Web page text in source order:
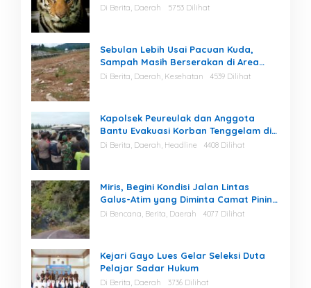
Di Berita, Daerah 5753 Dilihat
Sebulan Lebih Usai Pacuan Kuda,
Sampah Masih Berserakan di Area
Stadion
Di Berita, Daerah, Kesehatan 4539 Dilihat
Kapolsek Peureulak dan Anggota
Bantu Evakuasi Korban Tenggelam di
Perairan Kuala Bugak
Di Berita, Daerah, Headline 4408 Dilihat
Miris, Begini Kondisi Jalan Lintas
Galus-Atim yang Diminta Camat Pining
Dilakukan Perawatan
Di Bencana, Berita, Daerah 4077 Dilihat
Kejari Gayo Lues Gelar Seleksi Duta
Pelajar Sadar Hukum
Di Berita, Daerah 3736 Dilihat